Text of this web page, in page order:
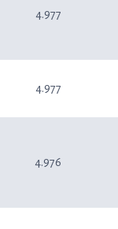
4.977
4.977
4.976